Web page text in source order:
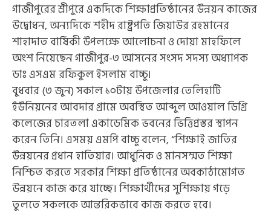
গাজীপুরের শ্রীপুরে একদিকে শিক্ষাপ্রতিষ্ঠানের উন্নয়ন কাজের
উদ্বোধন, অন্যদিকে শহীদ রাষ্ট্রপতি জিয়াউর রহমানের
শাহাদাত বার্ষিকী উপলক্ষে আলোচনা ও দোয়া মাহফিলে
অংশ নিয়েছেন গাজীপুর-৩ আসনের সংসদ সদস্য অধ্যাপক
ডাঃ এসএম রফিকুল ইসলাম বাচ্চু।
বুধবার (৩ জুন) সকাল ১০টায় উপজেলার তেলিহাটি
ইউনিয়নের আবদার গ্রামে অবস্থিত আব্দুল আওয়াল ডিগ্রি
কলেজের চারতলা একাডেমিক ভবনের ভিত্তিপ্রস্তর স্থাপন
করেন তিনি। এসময় এমপি বাচ্চু বলেন, “শিক্ষাই জাতির
উন্নয়নের প্রধান হাতিয়ার। আধুনিক ও মানসম্মত শিক্ষা
নিশ্চিত করতে সরকার শিক্ষা প্রতিষ্ঠানের অবকাঠামোগত
উন্নয়নে কাজ করে যাচ্ছে। শিক্ষার্থীদের সুশিক্ষায় গড়ে
তুলতে সকলকে আন্তরিকভাবে কাজ করতে হবে।